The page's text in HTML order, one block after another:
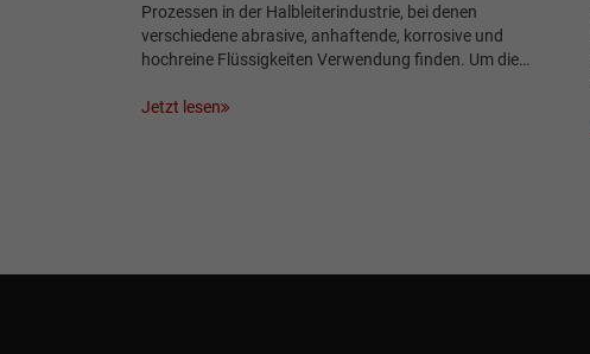
Prozessen in der Halbleiterindustrie, bei denen
verschiedene abrasive, anhaftende, korrosive und
hochreine Flüssigkeiten Verwendung finden. Um die…
Jetzt lesen